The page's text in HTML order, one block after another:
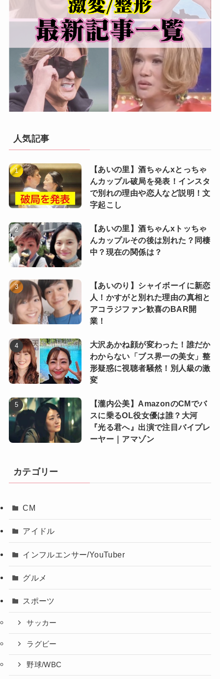
人気記事
【あいの里】酒ちゃんxとっちゃ
んカップル破局を発表！インスタ
で別れの理由や恋人など説明！文
字起こし
【あいの里】酒ちゃんxトッちゃ
んカップルその後は別れた？同棲
中？現在の関係は？
【あいのり】シャイボーイに新恋
人！かすがと別れた理由の真相と
アコラジファン歓喜のBAR開
業！
大沢あかね顔が変わった！誰だか
わからない「ブス界一の美女」整
形疑惑に視聴者騒然！別人級の激
変
【瀧内公美】AmazonのCMでバ
スに乗るOL役女優は誰？大河
『光る君へ』出演で注目バイプレ
ーヤー｜アマゾン
カテゴリー
CM
アイドル
インフルエンサー/YouTuber
グルメ
スポーツ
サッカー
ラグビー
野球/WBC